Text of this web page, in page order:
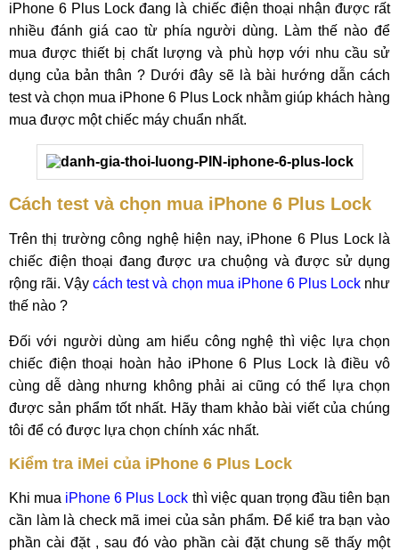
iPhone 6 Plus Lock đang là chiếc điện thoại nhận được rất
nhiều đánh giá cao từ phía người dùng. Làm thế nào để
mua được thiết bị chất lượng và phù hợp với nhu cầu sử
dụng của bản thân ? Dưới đây sẽ là bài hướng dẫn cách
test và chọn mua iPhone 6 Plus Lock nhằm giúp khách hàng
mua được một chiếc máy chuẩn nhất.
Cách test và chọn mua iPhone 6 Plus Lock
Trên thị trường công nghệ hiện nay, iPhone 6 Plus Lock là
chiếc điện thoại đang được ưa chuộng và được sử dụng
rộng rãi. Vậycách test và chọn mua iPhone 6 Plus Locknhư
thế nào ?
Đối với người dùng am hiểu công nghệ thì việc lựa chọn
chiếc điện thoại hoàn hảo iPhone 6 Plus Lock là điều vô
cùng dễ dàng nhưng không phải ai cũng có thể lựa chọn
được sản phẩm tốt nhất. Hãy tham khảo bài viết của chúng
tôi để có được lựa chọn chính xác nhất.
Kiểm tra iMei của iPhone 6 Plus Lock
Khi mua iPhone 6 Plus Lock thì việc quan trọng đầu tiên bạn
cần làm là check mã imei của sản phẩm. Để kiể tra bạn vào
phần cài đặt , sau đó vào phần cài đặt chung sẽ thấy một